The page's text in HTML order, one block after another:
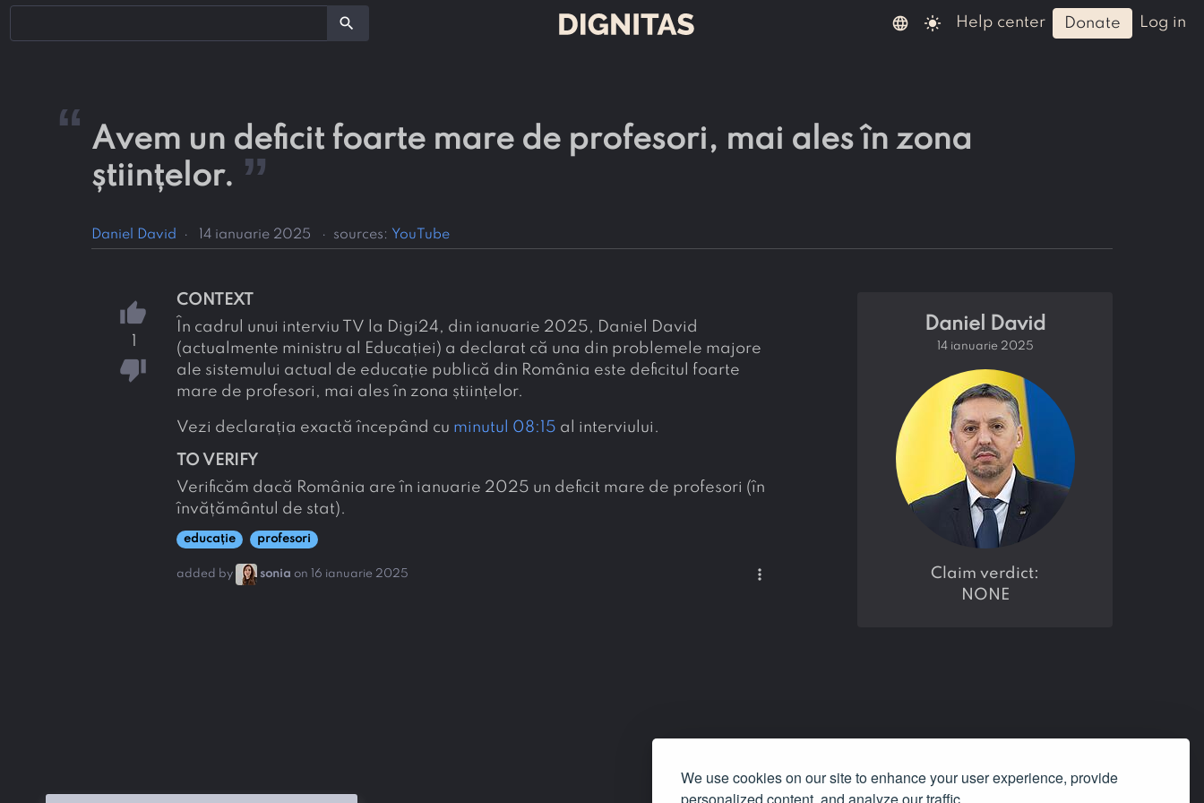
We use cookies on our site to enhance your user experience, provide
search language light_mode help center donate log in
“ Avem un deficit foarte mare de profesori, mai ales în zona
științelor. ”
Daniel David · 14 ianuarie 2025 · sources: YouTube
thumb_up
thumb_down
CONTEXT
În cadrul unui interviu TV la Digi24, din ianuarie 2025, Daniel David
(actualmente ministru al Educației) a declarat că una din problemele majore
ale sistemului actual de educație publică din România este deficitul foarte
mare de profesori, mai ales în zona științelor.
Vezi declarația exactă începând cu minutul 08:15 al interviului.
TO VERIFY
Verificăm dacă România are în ianuarie 2025 un deficit mare de profesori (în
învățământul de stat).
educație profesori
added by sonia on 16 ianuarie 2025 more_vert
Daniel David
14 ianuarie 2025
claim verdict:
NONE